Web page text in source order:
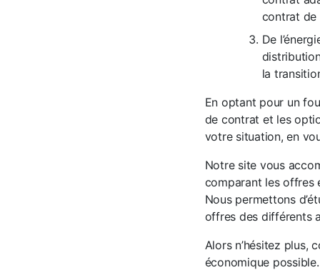
contrat de
De
la
En optant pour un
de contrat et les
votre situation, en
Notre site vous
comparant les offres
Nous permettons
offres des différents
Alors n’hésitez plus,
économique